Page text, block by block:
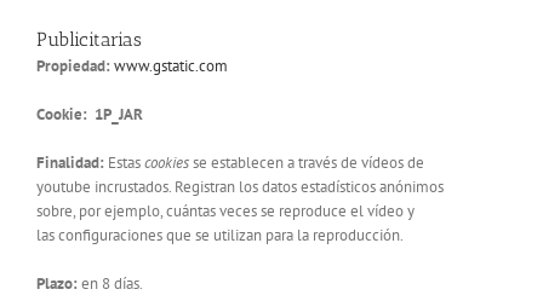
Publicitarias
Propiedad: www.gstatic.com
Cookie: 1P_JAR
Finalidad: Estascookiesse establecen a través de vídeos de
youtube incrustados. Registran los datos estadísticos anónimos
sobre, por ejemplo, cuántas veces se reproduce el vídeo y
las configuraciones que se utilizan para la reproducción.
Plazo: en 8 días.